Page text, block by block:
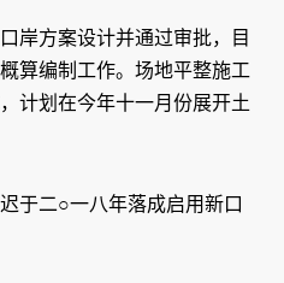
岸方案设计并通过审批，目
算编制工作。场地平整施工
计划在今年十一月份展开土
于二○一八年落成启用新口